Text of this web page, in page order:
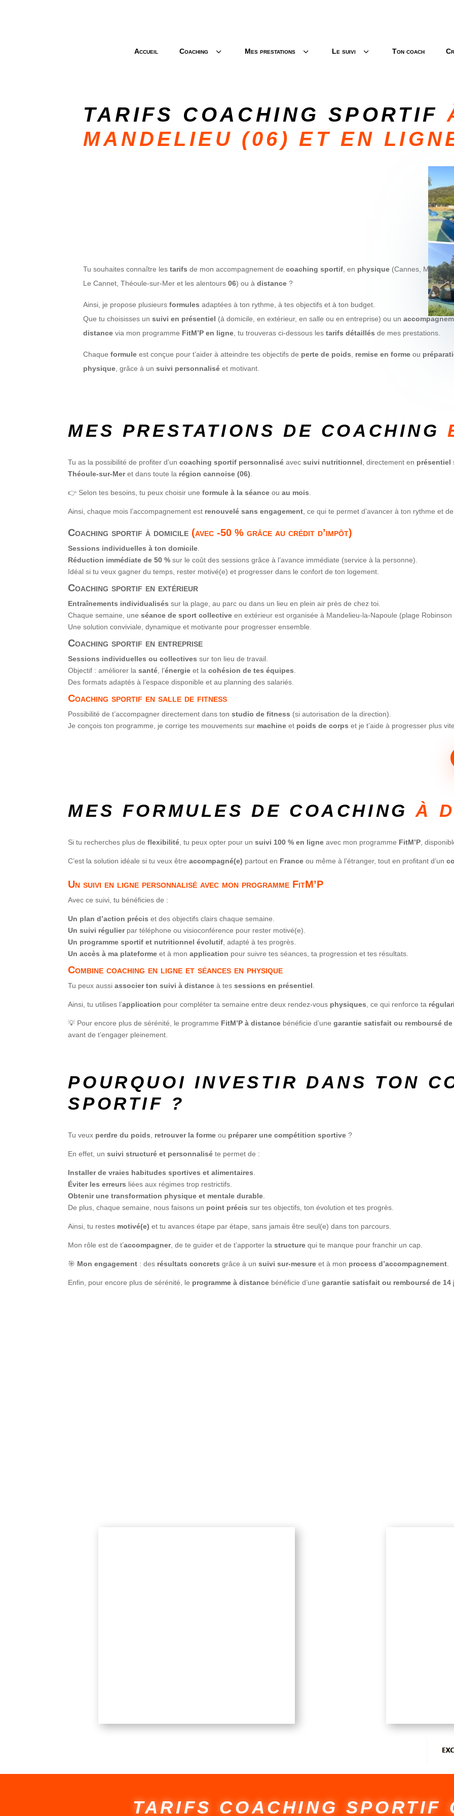
Accueil 3
Coaching 3
Mes prestations 3
Le suivi Ton coach
TARIFS COACHING SPORTIF
MANDELIEU (06) ET EN
Tu souhaites connaître lestarifs de mon accompagnement decoaching sportif, en physique (Cannes,
Le Cannet, Théoule-sur-Mer et les alentours06) ou àdistance ?
Ainsi, je propose plusieursformules adaptées à ton rythme, à tes objectifs et à ton budget.
Que tu choisisses unsuivi en présentiel (à domicile, en extérieur, en salle ou en entreprise) ou un
distance via mon programme FitM’P en ligne, tu trouveras ci-dessous lestarifs détaillés de mes prestations.
Chaqueformule est conçue pour t’aider à atteindre tes objectifs de perte de poids, remise en forme ou
physique, grâce à unsuivi personnalisé et motivant.
MES PRESTATIONS DE COACHING
Tu as la possibilité de profiter d’uncoaching sportif personnalisé avecsuivi nutritionnel, directement en présentiel
Théoule-sur-Meret dans toute la région cannoise (06).
👉 Selon tes besoins, tu peux choisir uneformule à la séance ouau mois.
Ainsi, chaque mois l’accompagnement est renouvelé sans engagement, ce qui te permet d’avancer à ton rythme et
Coaching sportif à domicile (avec -50 % grâce au crédit d’impôt)
Sessions individuelles à ton domicile.
Réduction immédiate de 50 % sur le coût des sessions grâce à l’avance immédiate (service à la personne).
Idéal si tu veux gagner du temps, rester motivé(e) et progresser dans le confort de ton logement.
Coaching sportif en extérieur
Entraînements individualisés sur la plage, au parc ou dans un lieu en plein air près de chez toi.
Chaque semaine, uneséance de sport collective en extérieur est organisée à Mandelieu-la-Napoule (plage Robinson
Une solution conviviale, dynamique et motivante pour progresser ensemble.
Coaching sportif en entreprise
Sessions individuelles ou collectives sur ton lieu de travail.
Objectif : améliorer lasanté, l’énergie et lacohésion de tes équipes.
Des formats adaptés à l’espace disponible et au planning des salariés.
Coaching sportif en salle de fitness
Possibilité de t’accompagner directement dans tonstudio de fitness (si autorisation de la direction).
Je conçois ton programme, je corrige tes mouvements sur machine et poids de corps et je t’aide à progresser plus
MES FORMULES DE COACHINGÀ
Si tu recherches plus deflexibilité , tu peux opter pour unsuivi 100 % en ligne avec mon programme FitM’P ,
C’est la solution idéale si tu veux êtreaccompagné(e) partout en France ou même à l’étranger, tout en profitant d’un
Un suivi en ligne personnalisé avec mon programme FitM’P
Avec ce suivi, tu bénéficies de :
Un plan d’action précis et des objectifs clairs chaque semaine.
Un suivi régulierpar téléphone ou visioconférence pour rester motivé(e).
Un programme sportif et nutritionnel évolutif , adapté à tes progrès.
Un accès à ma plateforme et à monapplication pour suivre tes séances, ta progression et tes résultats.
Combine coaching en ligne et séances en physique
Tu peux aussiassocier ton suivi à distance à tessessions en présentiel
Ainsi, tu utilises l’application pour compléter ta semaine entre deux rendez-vous physiques , ce qui renforce ta
💡 Pour encore plus de sérénité, le programme FitM’P à distance bénéficie d’unegarantie satisfait ou remboursé de
avant de t’engager pleinement.
POURQUOI INVESTIR DANS TON
SPORTIF ?
Tu veux perdre du poids retrouver la forme ou préparer une compétition sportive ?
En effet, unsuivi structuré et personnalisé te permet de :
Installer de vraies habitudes sportives et alimentaires
Éviter les erreurs liées aux régimes trop restrictifs.
Obtenir une transformation physique et mentale durable
De plus, chaque semaine, nous faisons un point précis sur tes objectifs, ton évolution et tes progrès.
Ainsi, tu restes motivé(e) et tu avances étape par étape, sans jamais être seul(e) dans ton parcours.
Mon rôle est de t’accompagner, de te guider et de t’apporter lastructure qui te manque pour franchir un cap.
🎯 Mon engagement : des résultats concrets grâce à unsuivi sur-mesure et à mon process d’accompagnement
Enfin, pour encore plus de sérénité, le programme à distance bénéficie d’unegarantie satisfait ou remboursé de 14
TARIFS COACHING SPORTIF